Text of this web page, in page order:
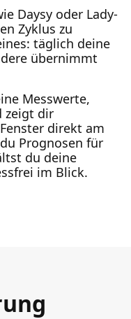
Daysy oder Lady-
Zyklus zu
täglich deine
übernimmt
Messwerte,
zeigt dir
direkt am
Prognosen für
du deine
im Blick.